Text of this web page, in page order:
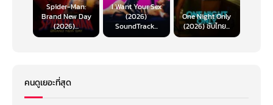
Spider-Man:
Brand New Day
(2026)...
I Want Your Sex
(2026)
SoundTrack...
One Night Only
(2026) ซับไทย...
คนดูเยอะที่สุด